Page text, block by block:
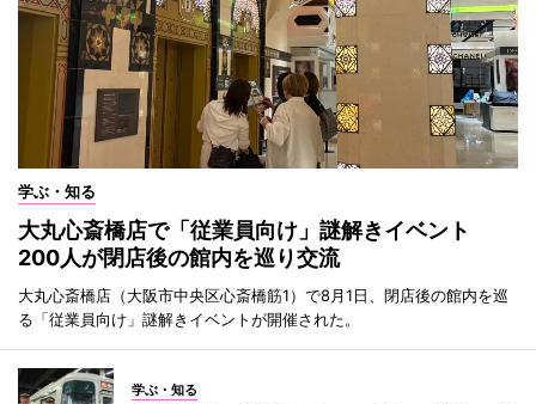
学ぶ・知る
大丸心斎橋店で「従業員向け」謎解きイベント
200人が閉店後の館内を巡り交流
大丸心斎橋店（大阪市中央区心斎橋筋1）で8月1日、閉店後の館内を巡
る「従業員向け」謎解きイベントが開催された。
学ぶ・知る